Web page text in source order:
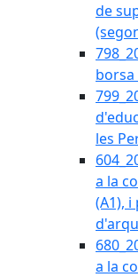
de
borsa
les
a la
(A1),
a la